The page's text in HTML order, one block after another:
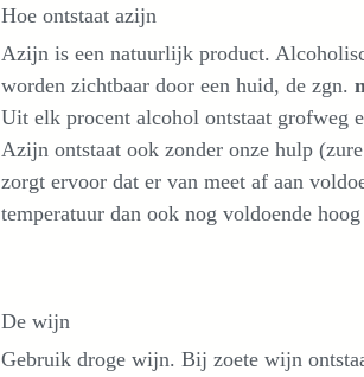
Hoe ontstaat azijn
Azijn is een natuurlijk product.
worden zichtbaar door een huid, de zgn.
Uit elk procent alcohol ontstaat grofweg
Azijn ontstaat ook zonder onze hulp
zorgt ervoor dat er van meet af aan
temperatuur dan ook nog voldoende
De wijn
Gebruik droge wijn. Bij zoete wijn